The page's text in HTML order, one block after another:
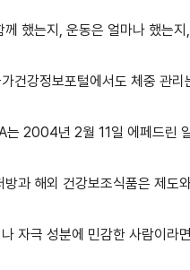
께 했는지, 운동은 얼마나 했는
건강정보포털에서도 체중 관
는 2004년 2월 11일 에페드린
방과 해외 건강보조식품은 제도
자극 성분에 민감한 사람이라